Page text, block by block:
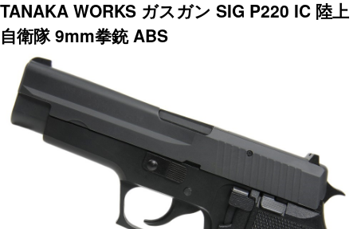
TANAKA WORKS ガスガン SIG P220 IC 陸上
自衛隊 9mm拳銃 ABS